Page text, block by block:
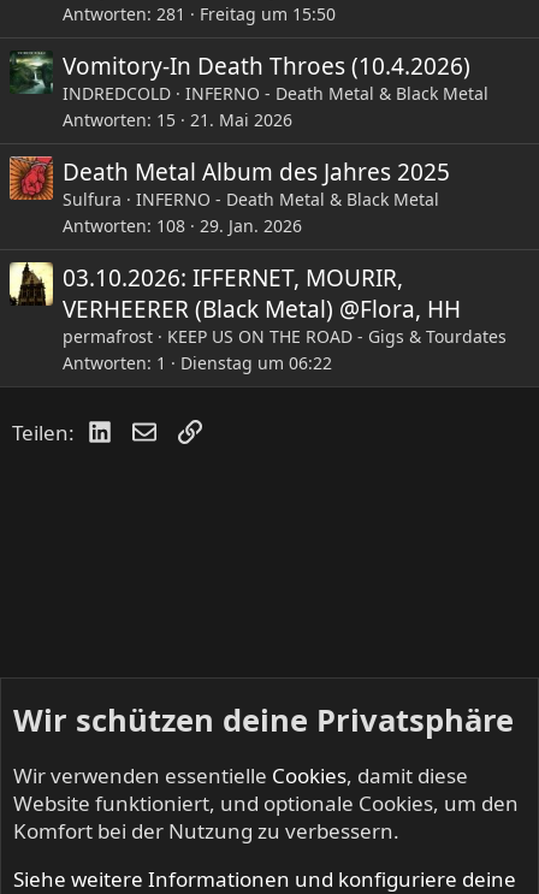
t
Antworten 281 Freitag um 15:50
Vomitory-In Death Throes (10.4.2026)
INDREDCOLD
INFERNO - Death Metal & Black Metal
Antworten 15 21. Mai 2026
Death Metal Album des Jahres 2025
Sulfura
INFERNO - Death Metal & Black Metal
Antworten 108 29. Jan. 2026
03.10.2026: IFFERNET, MOURIR,
VERHEERER (Black Metal) @Flora, HH
permafrost
KEEP US ON THE ROAD - Gigs & Tourdates
Antworten 1 Dienstag um 06:22
Teilen: LinkedIn
E-MailLink
INFERNO - Death Metal & Black Metal
Wir schützen deine Privatsphäre
Wir verwenden essentielle Cookies, damit diese
Website funktioniert, und optionale Cookies, um den
Komfort bei der Nutzung zu verbessern.
Siehe weitere Informationen und konfiguriere deine